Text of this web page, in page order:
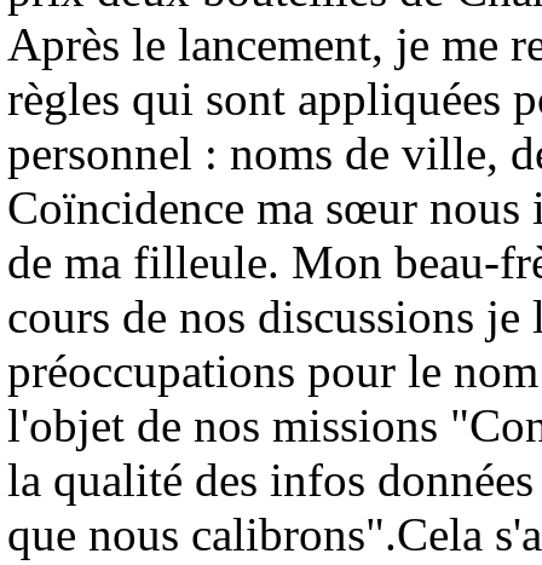
Après le lancement, je me
règles qui sont appliquées
personnel : noms de ville,
Coïncidence ma sœur
de ma filleule. Mon beau-
cours de nos discussions
préoccupations pour le
l'objet de nos missions
la qualité des infos
que nous calibrons".Cela